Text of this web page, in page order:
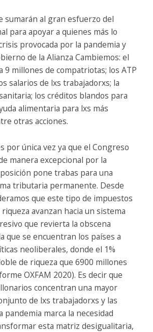
sumarán al gran esfuerzo del
para apoyar a quienes más lo
provocada por la pandemia y
de la Alianza Cambiemos: el
9 millones de compatriotas; los ATP
salarios de lxs trabajadorxs; la
los créditos blandos para
alimentaria para lxs más
otras acciones.
por única vez ya que el Congreso
manera excepcional por la
pone trabas para una
tributaria permanente. Desde
que este tipo de impuestos
avanzan hacia un sistema
que revierta la obscena
que se encuentran los países a
neoliberales, donde el 1%
de riqueza que 6900 millones
OXFAM 2020). Es decir que
concentran una mayor
de lxs trabajadorxs y las
pandemia marca la necesidad
esta matriz desigualitaria,